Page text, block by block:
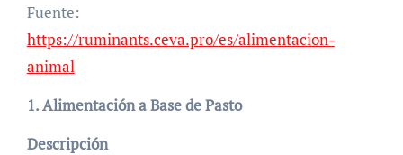
Fuente:
https://ruminants.ceva.pro/es/alimentacion-
animal
1. Alimentación a Base de Pasto
Descripción